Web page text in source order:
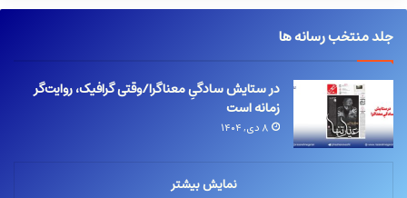
جلد منتخب رسانه ها
در ستایش سادگیِ معناگرا/وقتی گرافیک، روایت‌گر
زمانه است
۸ دی, ۱۴۰۴
نمایش بیشتر